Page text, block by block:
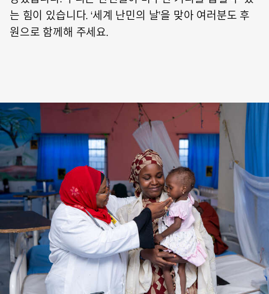
는 힘이 있습니다. ‘세계 난민의 날’을 맞아 여러분도 후
원으로 함께해 주세요.